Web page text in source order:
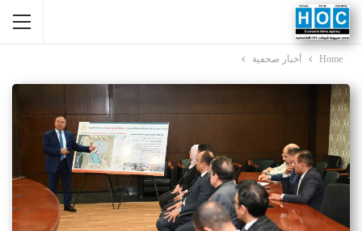
Home أخبار صحفية